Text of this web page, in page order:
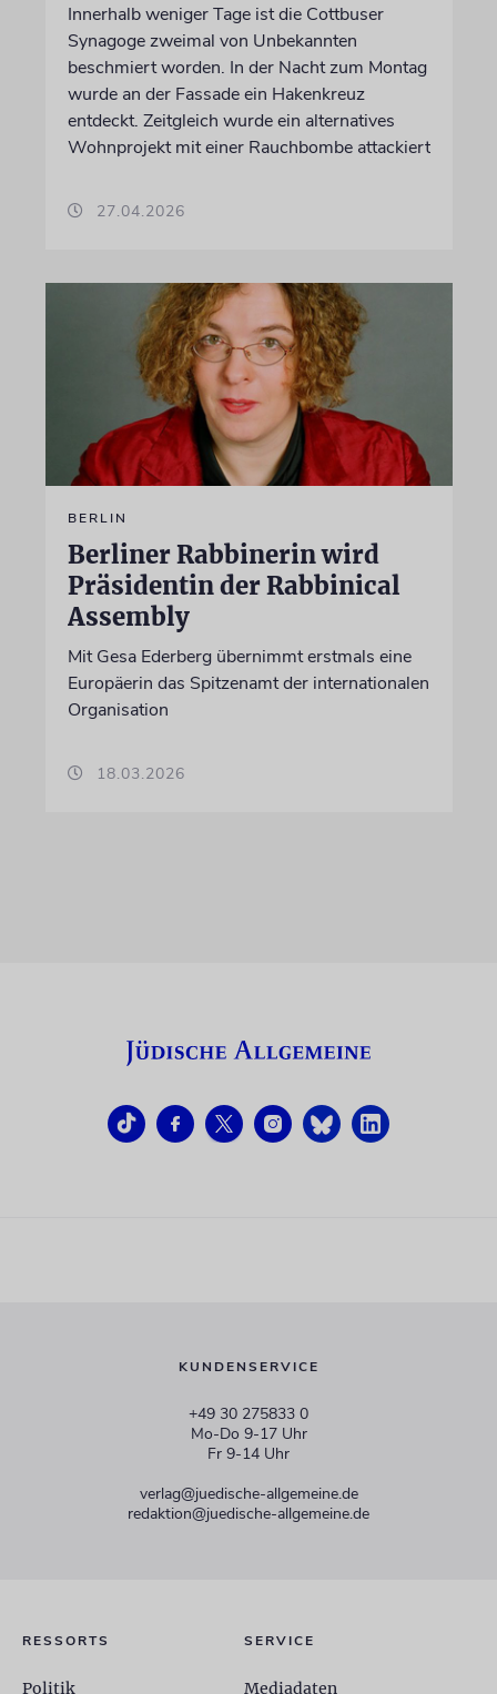
Innerhalb weniger Tage ist die Cottbuser
Synagoge zweimal von Unbekannten
beschmiert worden. In der Nacht zum Montag
wurde an der Fassade ein Hakenkreuz
entdeckt. Zeitgleich wurde ein alternatives
Wohnprojekt mit einer Rauchbombe attackiert
27.04.2026
BERLIN
Berliner Rabbinerin wird
Präsidentin der Rabbinical
Assembly
Mit Gesa Ederberg übernimmt erstmals eine
Europäerin das Spitzenamt der internationalen
Organisation
18.03.2026
KUNDENSERVICE
+49 30 275833 0
Mo-Do 9-17 Uhr
Fr 9-14 Uhr
verlag@juedische-allgemeine.de
redaktion@juedische-allgemeine.de
RESSORTS
Politik
SERVICE
Mediadaten